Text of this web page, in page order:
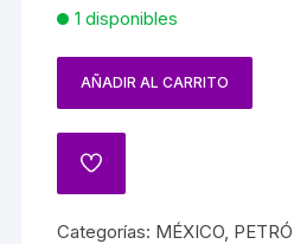
1 disponibles
AÑADIR AL CARRITO
Categorías: MÉXICO